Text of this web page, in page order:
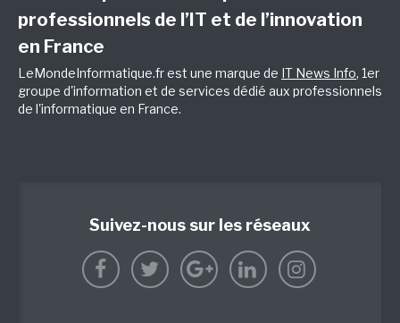
professionnels de l’IT et de l’innovation
en France
LeMondeInformatique.fr est une marque de IT News Info, 1er
groupe d'information et de services dédié aux professionnels
de l'informatique en France.
Suivez-nous sur les réseaux